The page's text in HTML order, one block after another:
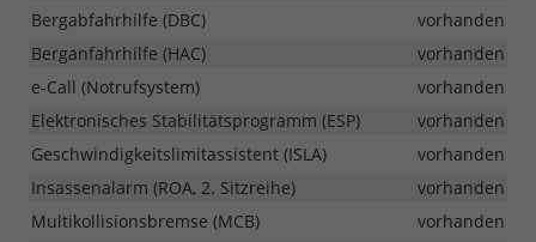
Bergabfahrhilfe (DBC)
vorhanden
Berganfahrhilfe (HAC)
vorhanden
e-Call (Notrufsystem)
vorhanden
Elektronisches Stabilitätsprogramm (ESP)
vorhanden
Geschwindigkeitslimitassistent (ISLA)
vorhanden
Insassenalarm (ROA, 2. Sitzreihe)
vorhanden
Multikollisionsbremse (MCB)
vorhanden